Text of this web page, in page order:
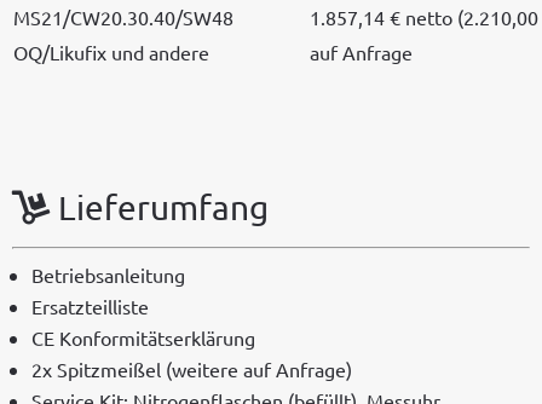
MS21/CW20.30.40/SW48
1.857,14 € net­to
OQ/Likufix und andere
auf Anfrage
Lieferumfang
Betrieb­san­leitung
Ersatzteil­liste
CE Kon­for­mität­serk­lärung
2x Spitzmeißel (weit­ere auf Anfrage)